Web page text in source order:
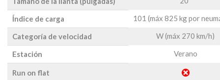
Índice de carga 101 (máx 825 kg por
Categoría de velocidad W (máx 270 km/h)
Estación Verano
Run on flat